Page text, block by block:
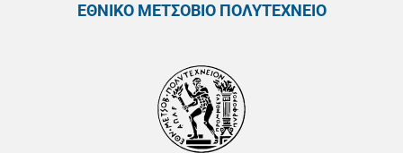
ΕΘΝΙΚΟ ΜΕΤΣΟΒΙΟ ΠΟΛΥΤΕΧΝΕΙΟ